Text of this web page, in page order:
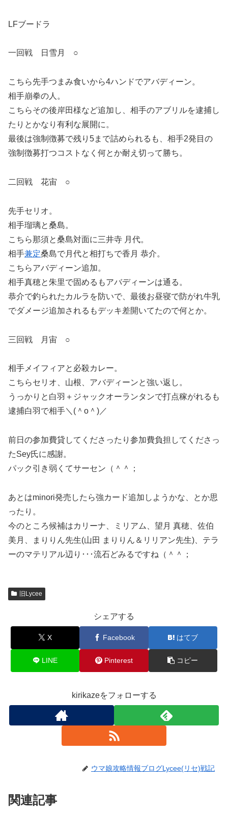
LFブードラ
一回戦 日雪月 ○
こちら先手つまみ食いから4ハンドでアバディーン。
相手崩拳の人。
こちらその後岸田様など追加し、相手のアブリルを逮捕し
たりとかなり有利な展開に。
最後は強制徴募で残り5まで詰められるも、相手2発目の
強制徴募打つコストなく何とか耐え切って勝ち。
二回戦 花宙 ○
先手セリオ。
相手瑠璃と桑島。
こちら那須と桑島対面に三井寺 月代。
相手兼定桑島で月代と相打ちで香月 恭介。
こちらアバディーン追加。
相手真穂と朱里で固めるもアバディーンは通る。
恭介で釣られたカルラを防いで、最後お昼寝で防がれ牛乳
でダメージ追加されるもデッキ差開いてたので何とか。
三回戦 月宙 ○
相手メイフィアと必殺カレー。
こちらセリオ、山根、アバディーンと強い返し。
うっかりと白羽＋ジャックオーランタンで打点稼がれるも
逮捕白羽で相手＼(＾o＾)／
前日の参加費貸してくださったり参加費負担してくださっ
たSey氏に感謝。
パック引き弱くてサーセン（＾＾；
あとはminori発売したら強カード追加しようかな、とか思
ったり。
今のところ候補はカリーナ、ミリアム、望月 真穂、佐伯
美月、まりりん先生(山田 まりりん＆リリアン先生)、テラ
ーのマテリアル辺り･･･流石どみるですね（＾＾；
旧Lycee
シェアする
X Facebook はてブ
LINE Pinterest コピー
kirikazeをフォローする
ウマ娘攻略情報ブログLycee(リセ)戦記
関連記事